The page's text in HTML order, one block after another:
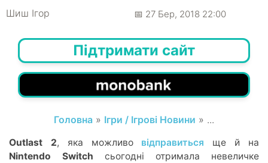
Шиш Ігор 📅 27 Бер, 2018 22:00
Підтримати сайт
Головна » Ігри / Ігрові Новини » ...
Outlast 2, яка можливо відправиться ще й на
Nintendo Switch сьогодні отримала невеличке